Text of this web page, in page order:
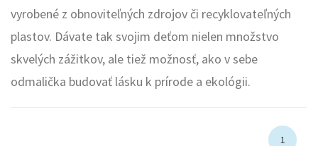
vyrobené z obnoviteľných zdrojov či recyklovateľných
plastov. Dávate tak svojim deťom nielen množstvo
skvelých zážitkov, ale tiež možnosť, ako v sebe
odmalička budovať lásku k prírode a ekológii.
1